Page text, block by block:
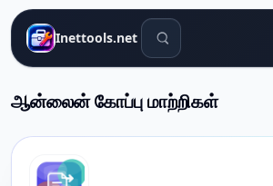
Inettools.net தேடல் கருவிகள்
ஆன்லைன் கோப்பு மாற்றிகள்